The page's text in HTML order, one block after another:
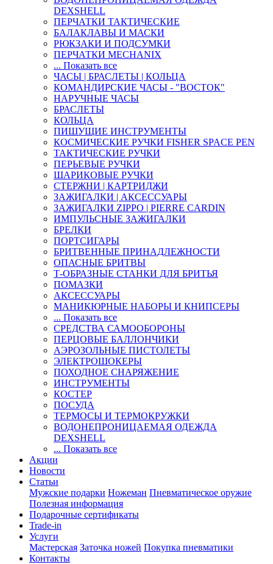
DEXSHELL
ПЕРЧАТКИ ТАКТИЧЕСКИЕ
БАЛАКЛАВЫ И МАСКИ
РЮКЗАКИ И ПОДСУМКИ
ПЕРЧАТКИ MECHANIX
... Показать все
ЧАСЫ | БРАСЛЕТЫ | КОЛЬЦА
КОМАНДИРСКИЕ ЧАСЫ - "ВОСТОК"
НАРУЧНЫЕ ЧАСЫ
БРАСЛЕТЫ
КОЛЬЦА
ПИШУЩИЕ ИНСТРУМЕНТЫ
КОСМИЧЕСКИЕ РУЧКИ FISHER SPACE PEN
ТАКТИЧЕСКИЕ РУЧКИ
ПЕРЬЕВЫЕ РУЧКИ
ШАРИКОВЫЕ РУЧКИ
СТЕРЖНИ | КАРТРИДЖИ
ЗАЖИГАЛКИ | АКСЕССУАРЫ
ЗАЖИГАЛКИ ZIPPO | PIERRE CARDIN
ИМПУЛЬСНЫЕ ЗАЖИГАЛКИ
БРЕЛКИ
ПОРТСИГАРЫ
БРИТВЕННЫЕ ПРИНАДЛЕЖНОСТИ
ОПАСНЫЕ БРИТВЫ
Т-ОБРАЗНЫЕ СТАНКИ ДЛЯ БРИТЬЯ
ПОМАЗКИ
АКСЕССУАРЫ
МАНИКЮРНЫЕ НАБОРЫ И КНИПСЕРЫ
... Показать все
СРЕДСТВА САМООБОРОНЫ
ПЕРЦОВЫЕ БАЛЛОНЧИКИ
АЭРОЗОЛЬНЫЕ ПИСТОЛЕТЫ
ЭЛЕКТРОШОКЕРЫ
ПОХОДНОЕ СНАРЯЖЕНИЕ
ИНСТРУМЕНТЫ
КОСТЕР
ПОСУДА
ТЕРМОСЫ И ТЕРМОКРУЖКИ
ВОДОНЕПРОНИЦАЕМАЯ ОДЕЖДА
DEXSHELL
... Показать все
Акции
Новости
Статьи
Мужские подарки Ножеман Пневматическое оружие
Полезная информация
Подарочные сертификаты
Trade-in
Услуги
Мастерская Заточка ножей Покупка пневматики
Контакты